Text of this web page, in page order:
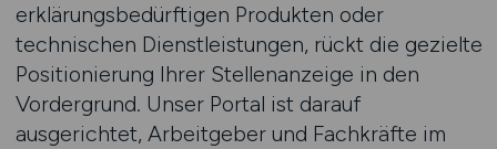
erklärungsbedürftigen Produkten oder
technischen Dienstleistungen, rückt die gezielte
Positionierung Ihrer Stellenanzeige in den
Vordergrund. Unser Portal ist darauf
ausgerichtet, Arbeitgeber und Fachkräfte im